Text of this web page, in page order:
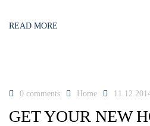
READ MORE
0 comments Home
GET YOUR NEW